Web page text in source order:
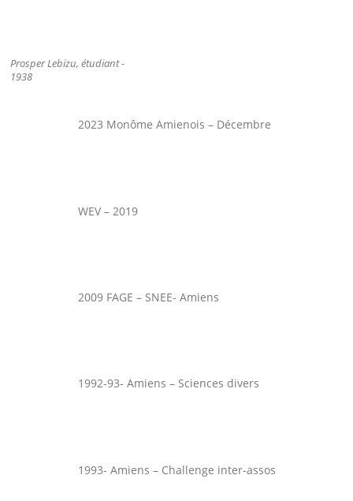
Prosper Lebizu, étudiant -
1938
2023 Monôme Amienois – Décembre
WEV – 2019
2009 FAGE – SNEE- Amiens
1992-93- Amiens – Sciences divers
1993- Amiens – Challenge inter-assos